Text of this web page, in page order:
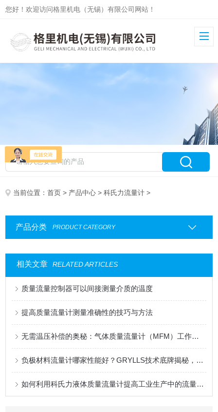
您好！欢迎访问格里机电（无锡）有限公司网站！
当前位置：首页 > 产品中心 >科氏力流量计 >
产品分类 PRODUCT CATEGORY
相关文章 RELATED ARTICLES
质量流量控制器可以间接测量介质的温度
提高质量流量计测量准确性的技巧与方法
无需温压补偿的奥秘：气体质量流量计（MFM）工作原理深度解析
负极材料流量计哪家性能好？GRYLLS技术底牌揭秘，国产替代已到何种水平？
如何利用科氏力液体质量流量计提高工业生产中的流量控制